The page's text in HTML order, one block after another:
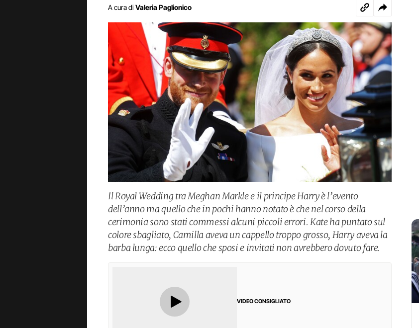
A cura di Valeria Paglionico
Il Royal Wedding tra Meghan Markle e il principe Harry è l’evento
dell’anno ma quello che in pochi hanno notato è che nel corso della
cerimonia sono stati commessi alcuni piccoli errori. Kate ha puntato sul
colore sbagliato, Camilla aveva un cappello troppo grosso, Harry aveva la
barba lunga: ecco quello che sposi e invitati non avrebbero dovuto fare.
VIDEO CONSIGLIATO